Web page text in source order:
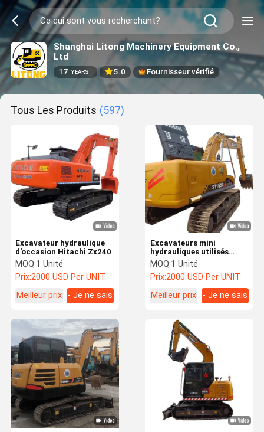
Shanghai Litong Machinery Equipment Co.,
Ltd
17 YEARS 5.0 Fournisseur vérifié
Tous Les Produits (597)
Excavateur hydraulique
d'occasion Hitachi Zx240
MOQ:1 Unité
Prix:2000 USD Per UNIT
Meilleur prix
- Je ne sais
Excavateurs mini
hydrauliques utilisés
SANY SY55C SANY 26 35
55 60 75
MOQ:1 Unité
Prix:2000 USD Per UNIT
Meilleur prix
- Je ne sais